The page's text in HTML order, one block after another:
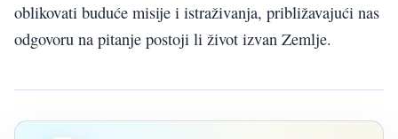
oblikovati buduće misije i istraživanja, približavajući nas
odgovoru na pitanje postoji li život izvan Zemlje.